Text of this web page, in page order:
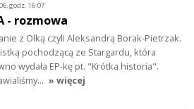
godz. 16:07
- rozmowa
z Olką czyli Aleksandrą Borak-Pietrzak.
pochodzącą ze Stargardu, która
wydała EP-kę pt. "Krótka historia".
» więcej